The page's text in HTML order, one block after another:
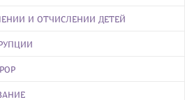
И ОТЧИСЛЕНИИ ДЕТЕЙ